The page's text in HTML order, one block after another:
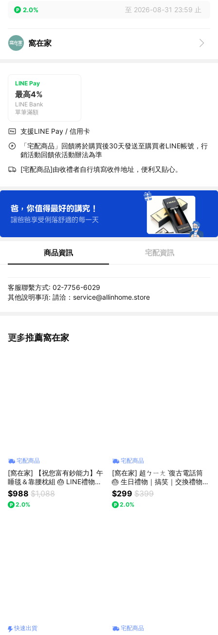
2.0% 至 2026-08-31 23:59 止
窩在家
LINE Pay
最高4%
LINE Bank
單筆滿額
支援LINE Pay / 信用卡
「宅配商品」回饋將於購買後30天發送至購買者LINE帳號，行
銷活動回饋依活動辦法為準
[宅配商品]由收禮者自行填寫收件地址，便利又貼心。
商品資訊 宅配資訊
客服聯繫方式: 02-7756-6029
其他說明事項: 請洽：service@allinhome.store
更多推薦窩在家
看更多
宅配商品
[窩在家] 【祝您富有鈔能力】午
睡毯＆靠腰枕組 🎂 LINE禮物獨
家｜生日禮物｜招財｜抱枕｜娃
娃｜辦公室｜療癒｜實用｜同事
｜上班族｜獅子座｜七夕禮物｜
$988 $1,088
2.0%
宅配商品
[窩在家] 超ㄅㄧㄤˋ復古電話筒
🎂 生日禮物｜搞笑｜交換禮物｜
辦公室｜療癒｜實用｜同事｜上
班族｜獅子座｜七夕禮物｜情人
節
$299 $399
2.0%
快速出貨 宅配商品